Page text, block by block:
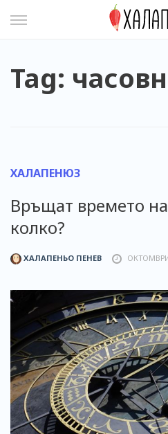
Tag:
ХАЛАПЕНЮЗ
Връщат времето
колко?
ХАЛАПЕНЬО ПЕНЕВ ОКТОМВРИ